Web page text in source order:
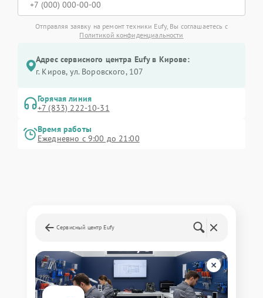
Отправляя заявку на ремонт техники Eufy, Вы соглашаетесь с
Политикой конфиденциальности
Адрес сервисного центра Eufy в Кирове:
г. Киров, ул. Воровского, 107
Горячая линия
+7 (833) 222-10-31
Время работы
Ежедневно с 9:00 до 21:00
Сервисный центр Eufy